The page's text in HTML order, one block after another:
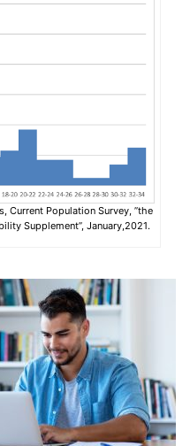
Current Population Survey, ”the
Supplement”, January,2021.